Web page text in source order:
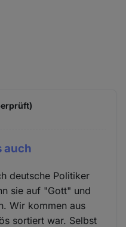
auch
deutsche Politiker
sie auf "Gott" und
Wir kommen aus
sortiert war. Selbst